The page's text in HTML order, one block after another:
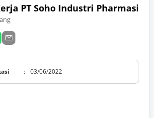
PT Soho Industri Pharmasi
: 03/06/2022